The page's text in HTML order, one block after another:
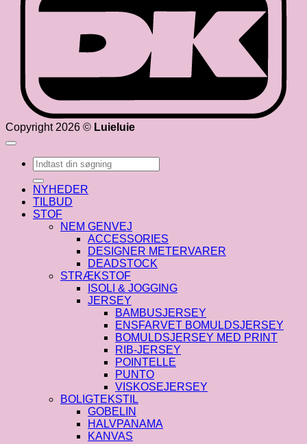
Copyright 2026 © Luieluie
Søg
efter:
NYHEDER
TILBUD
STOF
NEM GENVEJ
ACCESSORIES
DESIGNER METERVARER
DEADSTOCK
STRÆKSTOF
ISOLI & JOGGING
JERSEY
BAMBUSJERSEY
ENSFARVET BOMULDSJERSEY
BOMULDSJERSEY MED PRINT
RIB-JERSEY
POINTELLE
PUNTO
VISKOSEJERSEY
BOLIGTEKSTIL
GOBELIN
HALVPANAMA
KANVAS